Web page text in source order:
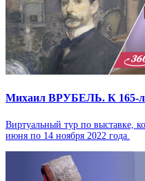
Михаил ВРУБЕЛЬ. К 165-
Виртуальный тур по выставке,
июня по 14 ноября 2022 года.